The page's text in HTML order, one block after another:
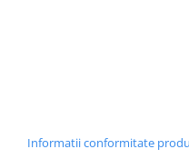
Informatii conformitate